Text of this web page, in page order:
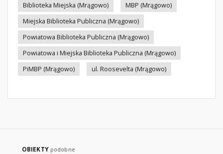
Biblioteka Miejska (Mrągowo)
MBP (Mrągowo)
Miejska Biblioteka Publiczna (Mrągowo)
Powiatowa Biblioteka Publiczna (Mrągowo)
Powiatowa i Miejska Biblioteka Publiczna (Mrągowo)
PiMBP (Mrągowo)
ul. Roosevelta (Mrągowo)
OBIEKTY podobne